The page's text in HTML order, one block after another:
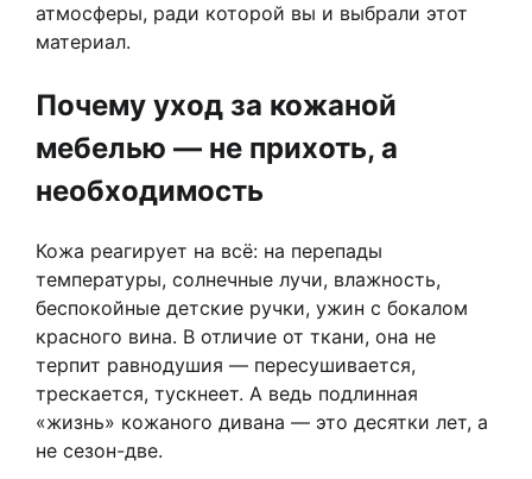
атмосферы, ради которой вы и выбрали этот
материал.
Почему уход за кожаной
мебелью — не прихоть, а
необходимость
Кожа реагирует на всё: на перепады
температуры, солнечные лучи, влажность,
беспокойные детские ручки, ужин с бокалом
красного вина. В отличие от ткани, она не
терпит равнодушия — пересушивается,
трескается, тускнеет. А ведь подлинная
«жизнь» кожаного дивана — это десятки лет, а
не сезон-две.